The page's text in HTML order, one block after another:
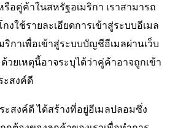
อคู่ค้าในสหรัฐอเมริกา เราสามารถ
งใช้รายละเอียดการเข้าสู่ระบบอีเมล
กาเพื่อเข้าสู่ระบบบัญชีอีเมลผ่านเว็บ
ด้วยเหตุนี้อาจระบุได้ว่าคู่ค้าอาจถูกเข้า
ะสงค์ดี
ะสงค์ดี ได้สร้างที่อยู่อีเมลปลอมซึ่ง